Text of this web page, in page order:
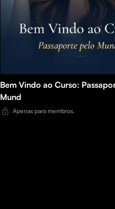
Bem Vindo ao Curso:
Mund
Apenas para membros.